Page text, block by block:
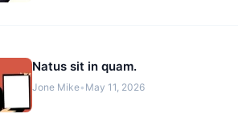
Natus sit in quam.
Jone Mike• May 11, 2026